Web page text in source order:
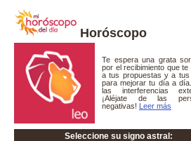
Horóscopo